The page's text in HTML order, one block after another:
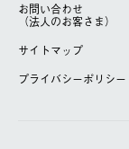
お問い合わせ
（法人のお客さま）
サイトマップ
プライバシーポリシー